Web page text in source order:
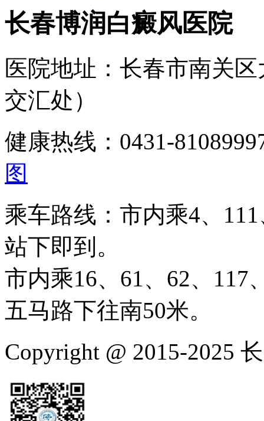
长春博润白癜风医院
医院地址：长春市南关
交汇处）
健康热线：0431-
图
乘车路线：市内乘4、
站下即到。
市内乘16、61、62、117
五马路下往南50米。
Copyright @ 2015-2025